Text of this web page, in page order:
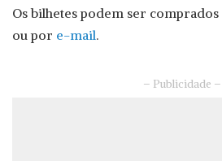
Os bilhetes podem ser comprados
ou por e-mail.
– Publicidade –